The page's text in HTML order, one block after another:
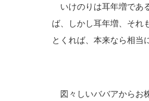
いけのりは耳年増であ
ば、しかし耳年増、それ
とくれば、本来なら相当
図々しいババアからお